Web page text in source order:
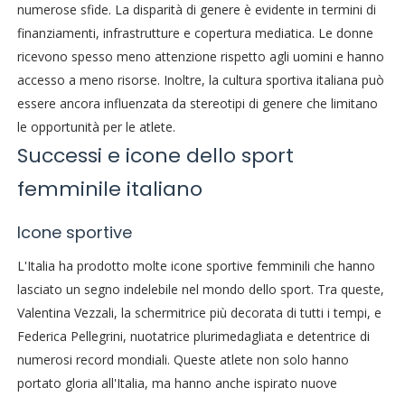
numerose sfide. La disparità di genere è evidente in termini di
finanziamenti, infrastrutture e copertura mediatica. Le donne
ricevono spesso meno attenzione rispetto agli uomini e hanno
accesso a meno risorse. Inoltre, la cultura sportiva italiana può
essere ancora influenzata da stereotipi di genere che limitano
le opportunità per le atlete.
Successi e icone dello sport
femminile italiano
Icone sportive
L'Italia ha prodotto molte icone sportive femminili che hanno
lasciato un segno indelebile nel mondo dello sport. Tra queste,
Valentina Vezzali, la schermitrice più decorata di tutti i tempi, e
Federica Pellegrini, nuotatrice plurimedagliata e detentrice di
numerosi record mondiali. Queste atlete non solo hanno
portato gloria all'Italia, ma hanno anche ispirato nuove